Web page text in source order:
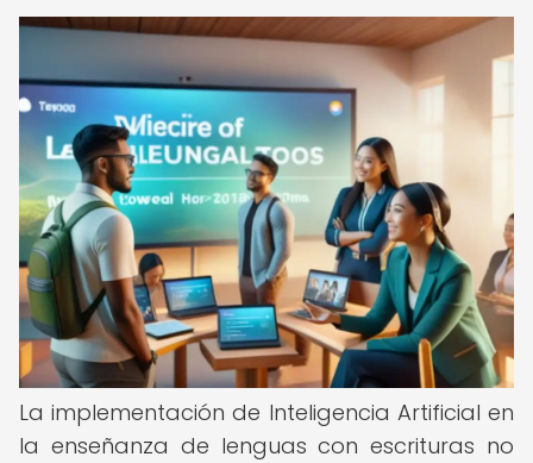
La implementación de Inteligencia Artificial en
la enseñanza de lenguas con escrituras no